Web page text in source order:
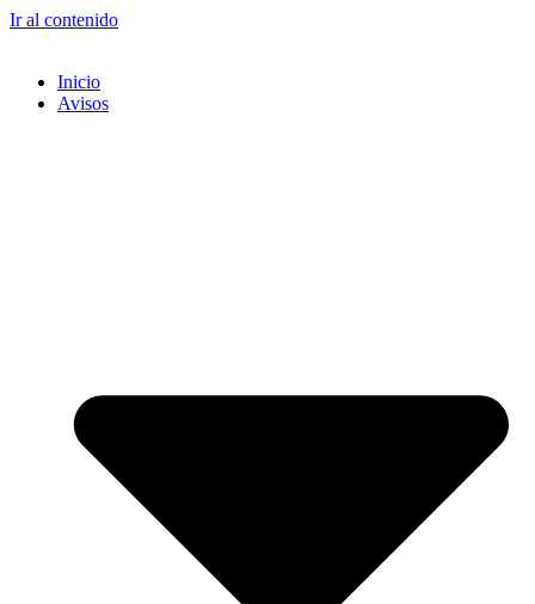
Ir al contenido
Inicio
Avisos